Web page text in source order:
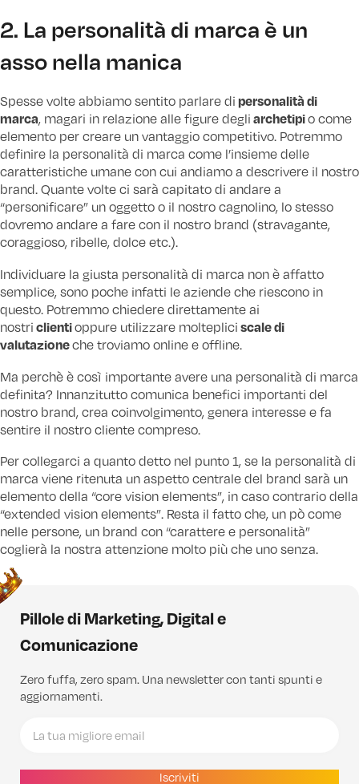
2. La personalità di marca è un
asso nella manica
Spesse volte abbiamo sentito parlare di personalità di
marca, magari in relazione alle figure degli archetipio come
elemento per creare un vantaggio competitivo. Potremmo
definire la personalità di marca come l’insieme delle
caratteristiche umane con cui andiamo a descrivere il nostro
brand. Quante volte ci sarà capitato di andare a
“personificare” un oggetto o il nostro cagnolino, lo stesso
dovremo andare a fare con il nostro brand (stravagante,
coraggioso, ribelle, dolce etc.).
Individuare la giusta personalità di marca non è affatto
semplice, sono poche infatti le aziende che riescono in
questo. Potremmo chiedere direttamente ai
nostri clientioppure utilizzare molteplici scale di
valutazioneche troviamo online e offline.
Ma perchè è così importante avere una personalità di marca
definita? Innanzitutto comunica benefici importanti del
nostro brand, crea coinvolgimento, genera interesse e fa
sentire il nostro cliente compreso.
Per collegarci a quanto detto nel punto 1, se la personalità di
marca viene ritenuta un aspetto centrale del brand sarà un
elemento della “core vision elements”, in caso contrario della
“extended vision elements”. Resta il fatto che, un pò come
nelle persone, un brand con “carattere e personalità”
coglierà la nostra attenzione molto più che uno senza.
Pillole di Marketing, Digital e
Comunicazione
Zero fuffa, zero spam. Una newsletter con tanti spunti e
aggiornamenti.
Iscriviti